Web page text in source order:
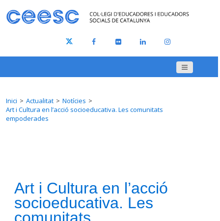
Inici Actualitat
Notícies
Art i Cultura en l’acció socioeducativa. Les comunitats
empoderades
Art i Cultura en l’acció
socioeducativa. Les